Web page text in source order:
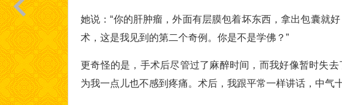
她说：“你的肝肿瘤，外面有层膜包着坏东西，拿出包囊就
术，这是我见到的第二个奇例。你是不是学佛？”
更奇怪的是，手术后尽管过了麻醉时间，而我好像暂时失
为我一点儿也不感到疼痛。术后，我跟平常一样讲话，中气十